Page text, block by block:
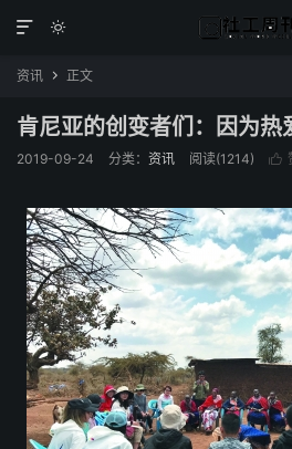


资讯  正文
肯尼亚的创变者们：因为热
2019-09-24 分类： 资讯 阅读(1214) 